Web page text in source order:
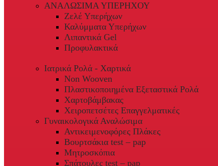
ΑΝΑΛΩΣΙΜΑ ΥΠΕΡΗΧΟΥ
Ζελέ Υπερήχων
Καλύμματα Υπερήχων
Λιπαντικά Gel
Προφυλακτικά
Ιατρικά Ρολά - Χαρτικά
Non Wooven
Πλαστικοποιημένα Εξεταστικά Ρολά
Χαρτοβάμβακας
Χειροπετσέτες Επαγγελματικές
Γυναικολογικά Αναλώσιμα
Αντικειμενοφόρες Πλάκες
Βουρτσάκια test – pap
Μητροσκόπια
Σπάτουλες test – pap